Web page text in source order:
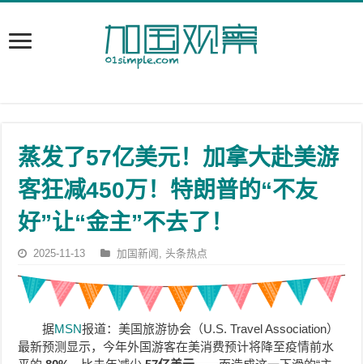
蒸发了57亿美元！加拿大赴美游
客狂减450万！特朗普的“不友
好”让“金主”不去了！
2025-11-13 加国新闻 ,头条热点
据MSN报道：美国旅游协会（U.S. Travel Association）
最新预测显示，今年外国游客在美消费预计将降至疫情前水